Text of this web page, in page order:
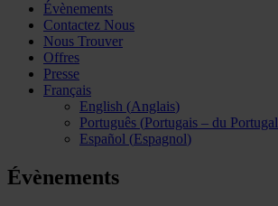
Évènements
Contactez Nous
Nous Trouver
Offres
Presse
Français
English (Anglais)
Português (Portugais – du Portugal
Español (Espagnol)
Évènements